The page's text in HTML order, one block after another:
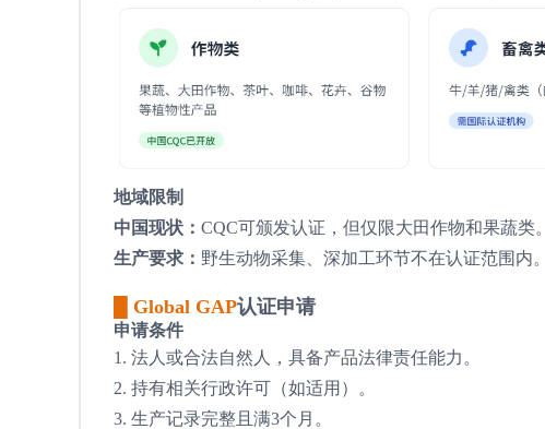
地域限制
中国现状： CQC可颁发认证，但仅限大田作物和果蔬类。
生产要求： 野生动物采集、深加工环节不在认证范围内。
█ Global GAP认证申请
申请条件
1. 法人或合法自然人，具备产品法律责任能力。
2. 持有相关行政许可（如适用）。
3. 生产记录完整且满3个月。